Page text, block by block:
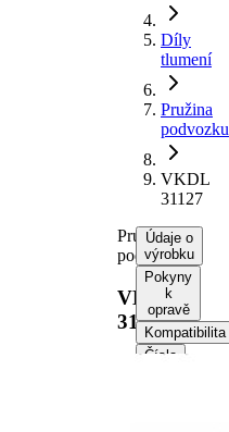
Díly
tlumení
Pružina
podvozku
VKDL
31127
Pružina
podvozku
VKDL
31127
Údaje o
výrobku
Pokyny
k
opravě
Kompatibilita
Čísla